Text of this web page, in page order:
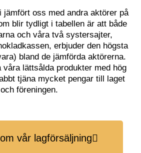
jämfört oss med andra aktörer på
blir tydligt i tabellen är att både
och våra två systersajter,
erbjuder den högsta
bland de jämförda aktörerna.
våra lättsålda produkter med hög
tjäna mycket pengar till laget
och föreningen.
vår lagförsäljning